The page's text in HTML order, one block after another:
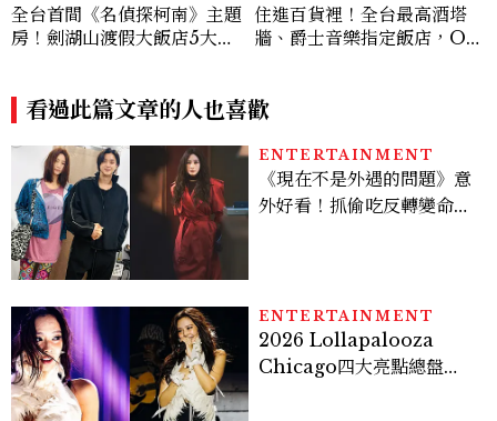
全台首間《名偵探柯南》主題
房！劍湖山渡假大飯店5大角
住進百貨裡！全台最高酒塔
牆、爵士音樂指定飯店，OK
看過此篇文章的人也喜歡
ENTERTAINMENT
《現在不是外遇的問題》意
外好看！抓偷吃反轉變命
看點懶人包
ENTERTAINMENT
2026 Lollapalooza
Chicago四大亮點總盤